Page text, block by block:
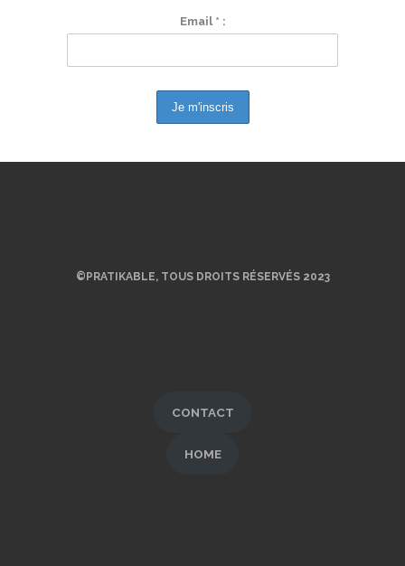
Email * :
©PRATIKABLE, TOUS DROITS RÉSERVÉS 2023
CONTACT
HOME